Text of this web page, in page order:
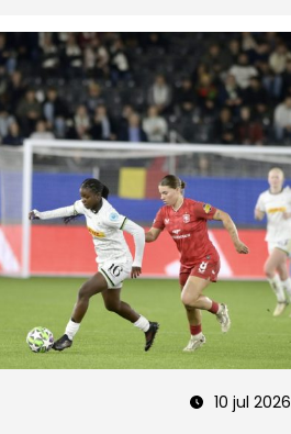
10 jul 2026